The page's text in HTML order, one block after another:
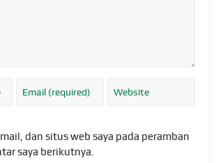
dan situs web saya pada peramban
saya berikutnya.